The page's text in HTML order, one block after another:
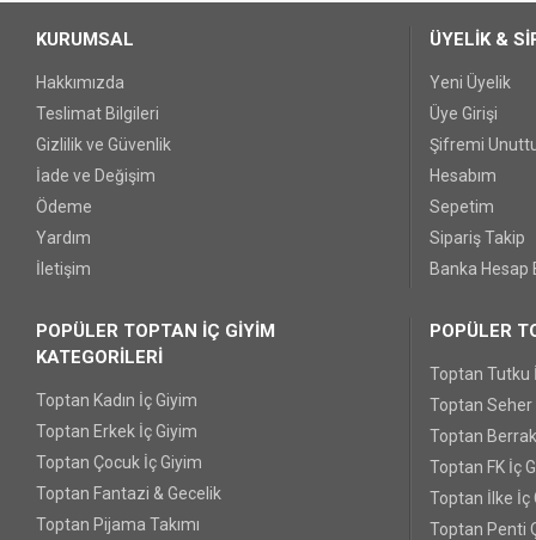
KURUMSAL
Hakkımızda
Teslimat Bilgileri
Gizlilik ve Güvenlik
İade ve Değişim
Ödeme
Yardım
İletişim
ÜYELİK &
Yeni Üyelik
Üye Girişi
Şifremi
Hesabım
Sepetim
Sipariş Takip
Banka Hesap
POPÜLER TOPTAN İÇ GİYİM
KATEGORİLERİ
Toptan Kadın İç Giyim
Toptan Erkek İç Giyim
Toptan Çocuk İç Giyim
Toptan Fantazi & Gecelik
Toptan Pijama Takımı
POPÜLER
Toptan Tutku
Toptan Seher
Toptan
Toptan FK İç
Toptan İlke İç
Toptan Penti